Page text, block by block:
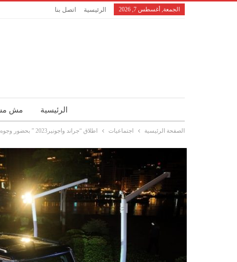
الجمعة, أغسطس 7, 2026 الرئيسية اتصل بنا
الرئيسية مش
الصفحة الرئيسية اجتماعيات اطلاق “جراند واجونير2023 ” بحضور وجوه فنية واعلامية وسياسية